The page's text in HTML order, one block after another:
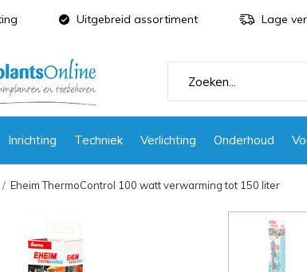
Inrichting Techniek Verlichting Onderhoud
Uitgebreid assortiment Lage
Eheim ThermoControl 100 watt verwarming tot 150 liter